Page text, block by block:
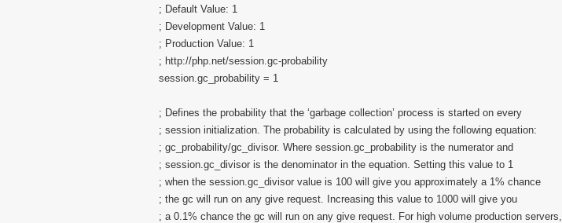
; Default Value: 1
; Development Value: 1
; Production Value: 1
; http://php.net/session.gc-probability
session.gc_probability = 1
; Defines the probability that the ‘garbage collection’ process is started on every
; session initialization. The probability is calculated by using the following equation:
; gc_probability/gc_divisor. Where session.gc_probability is the numerator and
; session.gc_divisor is the denominator in the equation. Setting this value to 1
; when the session.gc_divisor value is 100 will give you approximately a 1% chance
; the gc will run on any give request. Increasing this value to 1000 will give you
; a 0.1% chance the gc will run on any give request. For high volume production servers,